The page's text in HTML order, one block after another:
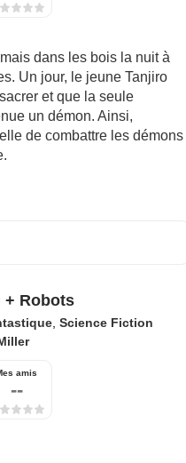
dans les bois la nuit à
Un jour, le jeune Tanjiro
et que la seule
un démon. Ainsi,
de combattre les démons
+ Robots
, Science Fiction
amis
--